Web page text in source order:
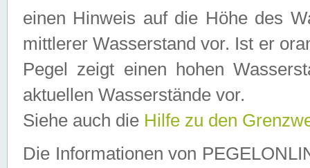
einen Hinweis auf die Höhe des
mittlerer Wasserstand vor. Ist er
Pegel zeigt einen hohen
aktuellen Wasserstände vor.
Siehe auch die Hilfe zu den
Die Informationen von